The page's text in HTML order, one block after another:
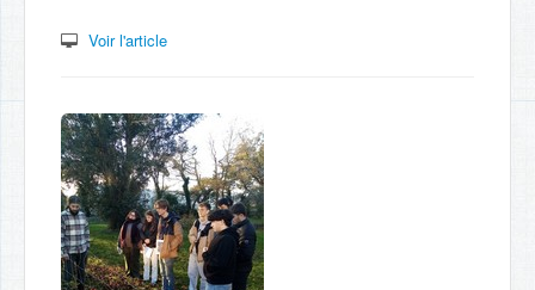
Voir l'article